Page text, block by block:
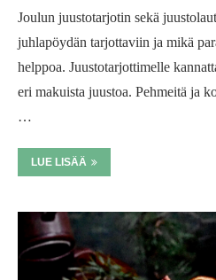
Joulun juustotarjotin sekä
juhlapöydän tarjottaviin ja mikä
helppoa. Juustotarjottimelle
eri makuista juustoa. Pehmeitä ja
…
LUE LISÄÄ